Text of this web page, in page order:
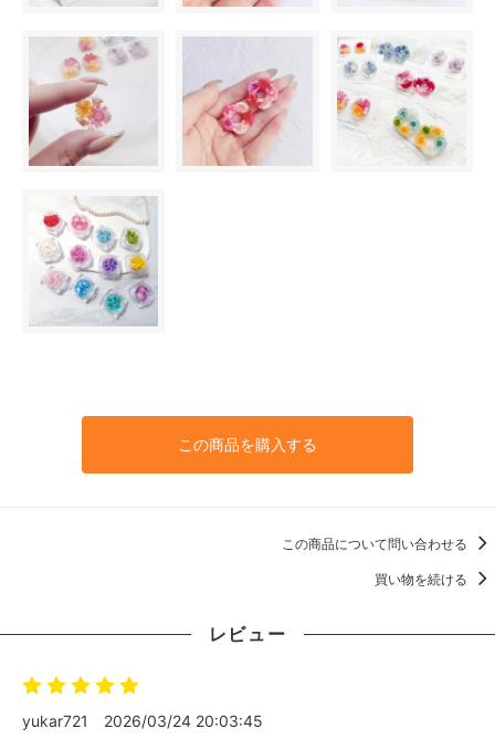
この商品を購入する
この商品について問い合わせる
買い物を続ける
レビュー
yukar721 2026/03/24 20:03:45